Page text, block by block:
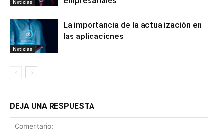
Noticias
Noticias
La importancia de la actualización en
las aplicaciones
DEJA UNA RESPUESTA